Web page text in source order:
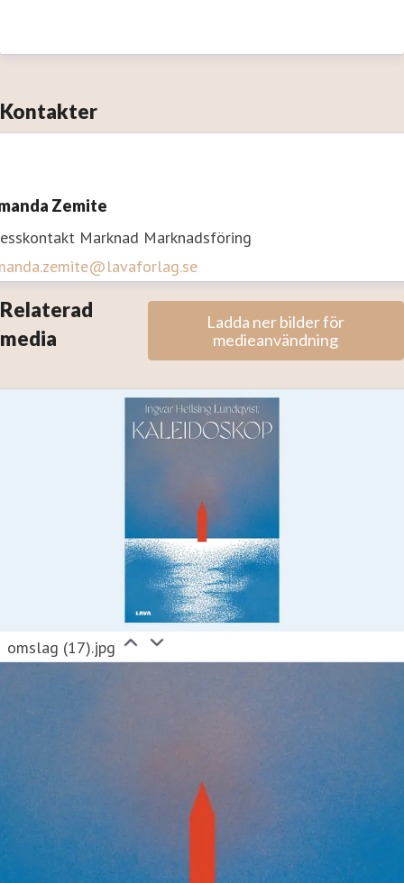
Kontakter
Zemite
Marknad Marknadsföring
Relaterad
media
Ladda ner bilder för
medieanvändning
omslag (17).jpg